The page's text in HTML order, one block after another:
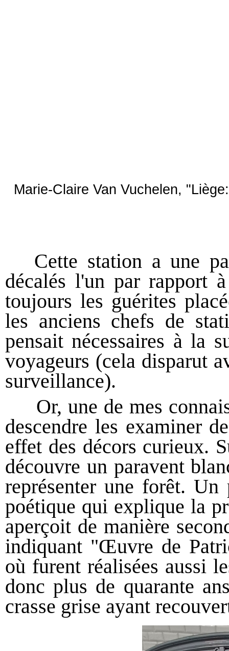
Marie-Claire Van Vuchelen,
Cette station a une
décalés l'un par rapport
toujours les guérites
les anciens chefs de
pensait nécessaires à la
voyageurs (cela disparut
surveillance).
Or, une de mes
descendre les examiner
effet des décors curieux.
découvre un paravent
représenter une forêt. Un
poétique qui explique la
aperçoit de manière
indiquant "Œuvre de
où furent réalisées aussi
donc plus de quarante
crasse grise ayant